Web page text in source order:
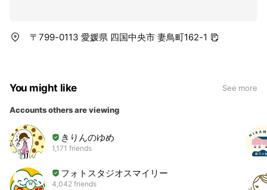
〒799-0113 愛媛県 四国中央市 妻鳥町162-1
You might like See more
Accounts others are viewing
きりんのゆめ
1,171 friends
フォトスタジオスマイリー
4,042 friends